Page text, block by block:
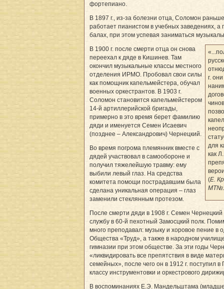
фортепиано.
В 1897 г., из-за болезни отца, Соломон
работает пианистом в учебных заведениях, а
балах, при этом успевая заниматься
г.
для
как
(Е.
В 1900 г. после смерти отца он снова
переехал к дяде в Кишинев. Там
окончил музыкальные классы местного
отделения ИРМО. Пробовал свои силы
как помощник капельмейстера, обучал
военных оркестрантов. В 1903 г.
Соломон становится капельмейстером
14-й артиллерийской бригады,
примерно в это время берет фамилию
дяди и именуется Семен Исаевич
(позднее – Александрович) Чернецкий.
Во время погрома племянник вместе с
дядей участвовал в самообороне и
получил тяжелейшую травму: ему
выбили левый глаз. На средства
комитета помощи пострадавшим была
сделана уникальная операция – глаз
заменили стеклянным протезом.
После смерти дяди в 1908 г. Семен
службу в 60-й пехотный Замосцкий полк.
много преподавал: музыку и хоровое пение в
Общества «Труд», а также в народном
гимназии при этом обществе. За эти годы
«ликвидировать все препятствия в виде
семейных», после чего он в 1912 г. поступил
классу инструментовки и оркестрового
В воспоминаниях Е.Э. Мандельштама